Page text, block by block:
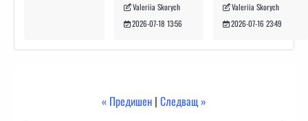
Valeriia Skorych
2026-07-18 13:56
Valeriia Skorych
2026-07-16 23:49
« Предишен | Следващ »